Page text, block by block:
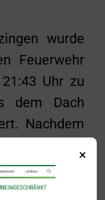
wurde
Feuerwehr
Uhr zu
dem Dach
Nachdem
ein
×